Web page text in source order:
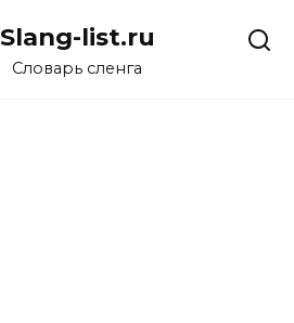
Slang-list.ru
Словарь сленга